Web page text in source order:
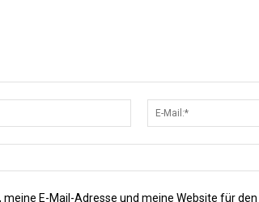
Name:*
meine E-Mail-Adresse und meine Website für